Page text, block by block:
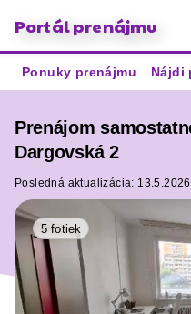
Portál prenájmu
Ponuky prenájmu Nájdi
Prenájom
Dargovská 2
Posledná aktualizácia:
5 fotiek